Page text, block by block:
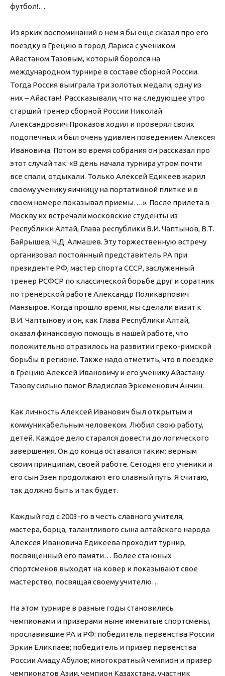
футбол!…
Из ярких воспоминаний о нем я бы еще сказал про его
поездку в Грецию в город Лариса с учеником
Айастаном Тазовым, который боролся на
международном турнире в составе сборной России.
Тогда Россия выиграла три золотых медали, одну из
них – Айастан!. Рассказывали, что на следующее утро
старший тренер сборной России Николай
Александрович Проказов ходил и проверял своих
подопечных и был очень удивлен поведением Алексея
Ивановича. Потом во время собрания он рассказал про
этот случай так: «В день начала турнира утром почти
все спали, отдыхали. Только Алексей Едикеев жарил
своему ученику яичницу на портативной плитке и в
своем номере показывал приемы….». После прилета в
Москву их встречали московские студенты из
Республики Алтай, Глава республики В.И. Чаптынов, В.Т.
Байрышев, Ч.Д. Алмашев. Эту торжественную встречу
организовал постоянный представитель РА при
президенте РФ, мастер спорта СССР, заслуженный
тренер РСФСР по классической борьбе друг и соратник
по тренерской работе Александр Поликарпович
Манзыров. Когда прошло время, мы сделали визит к
В.И. Чаптынову и он, как Глава Республики Алтай,
оказал финансовую помощь в нашей работе, что
положительно отразилось на развитии греко-римской
борьбы в регионе. Также надо отметить, что в поездке
в Грецию Алексей Ивановичу и его ученику Айастану
Тазову сильно помог Владислав Эркеменович Анчин.
Как личность Алексей Иванович был открытым и
коммуникабельным человеком. Любил свою работу,
детей. Каждое дело старался довести до логического
завершения. Он до конца оставался таким: верным
своим принципам, своей работе. Сегодня его ученики и
его сын Эзен продолжают его славный путь. Я считаю,
так должно быть и так будет.
Каждый год с 2003-го в честь славного учителя,
мастера, борца, талантливого сына алтайского народа
Алексея Ивановича Едикеева проходит турнир,
посвященный его памяти… Более ста юных
спортсменов выходят на ковер и показывают свое
мастерство, посвящая своему учителю…
На этом турнире в разные годы становились
чемпионами и призерами ныне именитые спортсмены,
прославившие РА и РФ: победитель первенства России
Эркин Еликпаев; победитель и призер первенства
России Амаду Абулов; многократный чемпион и призер
чемпионатов Азии, чемпион Казахстана, участник